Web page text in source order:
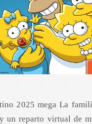
2025 mega La
un reparto virtual de